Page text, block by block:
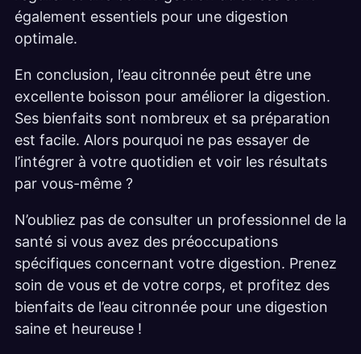
également essentiels pour une digestion
optimale.
En conclusion, l’eau citronnée peut être une
excellente boisson pour améliorer la digestion.
Ses bienfaits sont nombreux et sa préparation
est facile. Alors pourquoi ne pas essayer de
l’intégrer à votre quotidien et voir les résultats
par vous-même ?
N’oubliez pas de consulter un professionnel de la
santé si vous avez des préoccupations
spécifiques concernant votre digestion. Prenez
soin de vous et de votre corps, et profitez des
bienfaits de l’eau citronnée pour une digestion
saine et heureuse !